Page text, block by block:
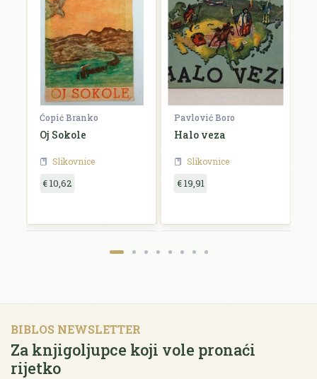
Ćopić Branko
Oj Sokole
Slikovnice
€ 10,62
Pavlović Boro
Halo veza
Slikovnice
€ 19,91
BIBLOS NEWSLETTER
Za knjigoljupce koji vole pronaći
rijetko